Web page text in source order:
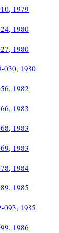
1979
1980
1980
030, 1980
1982
1983
1983
1983
1984
1985
093, 1985
1986